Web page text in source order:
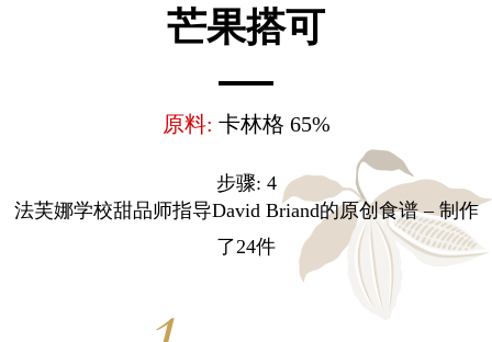
芒果搭可
原料: 卡林格 65%
步骤: 4
法芙娜学校甜品师指导David Briand的原创食谱 – 制作
了24件